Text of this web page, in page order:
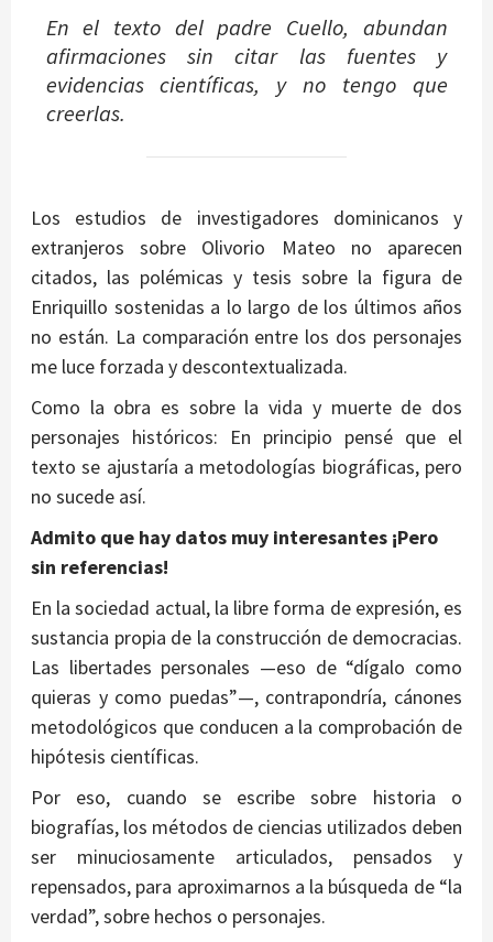
En el texto del padre Cuello, abundan
afirmaciones sin citar las fuentes y
evidencias científicas, y no tengo que
creerlas.
Los estudios de investigadores dominicanos y
extranjeros sobre Olivorio Mateo no aparecen
citados, las polémicas y tesis sobre la figura de
Enriquillo sostenidas a lo largo de los últimos años
no están. La comparación entre los dos personajes
me luce forzada y descontextualizada.
Como la obra es sobre la vida y muerte de dos
personajes históricos: En principio pensé que el
texto se ajustaría a metodologías biográficas, pero
no sucede así.
Admito que hay datos muy interesantes ¡Pero
sin referencias!
En la sociedad actual, la libre forma de expresión, es
sustancia propia de la construcción de democracias.
Las libertades personales —eso de “dígalo como
quieras y como puedas”—, contrapondría, cánones
metodológicos que conducen a la comprobación de
hipótesis científicas.
Por eso, cuando se escribe sobre historia o
biografías, los métodos de ciencias utilizados deben
ser minuciosamente articulados, pensados y
repensados, para aproximarnos a la búsqueda de “la
verdad”, sobre hechos o personajes.